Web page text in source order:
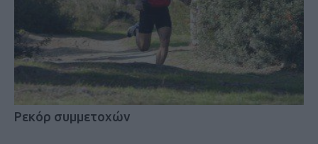
Ρεκόρ συμμετοχών